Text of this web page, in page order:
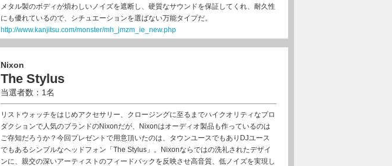
メタル製のボディが煩わしいノイズを遮断し、硬質なサウンドを保証してくれ、耐久性
にも優れているので、シチュエーションを選ばない万能タイプだ。
http://www.kanjitsu.com/monster/mh_jmzm_ie_new.php
Nixon
The Stylus
当選者数：1名
リストウォッチをはじめアクセサリー、クロージングに至るまでハイクオリティなプロ
ダクションで人気のブランドのNixonだが、Nixonはオーディオ製品も作っているのは
ご存知だろうか？今回プレゼントで用意頂いたのは、タウンユースでもありDJユース
でもあるシンプルなヘッドフォン「The Stylus」。Nixonならではの洗礼されたデザイ
ンに、親交の深いアーティストのフィードバックを反映させ高音質、低ノイズを実現し